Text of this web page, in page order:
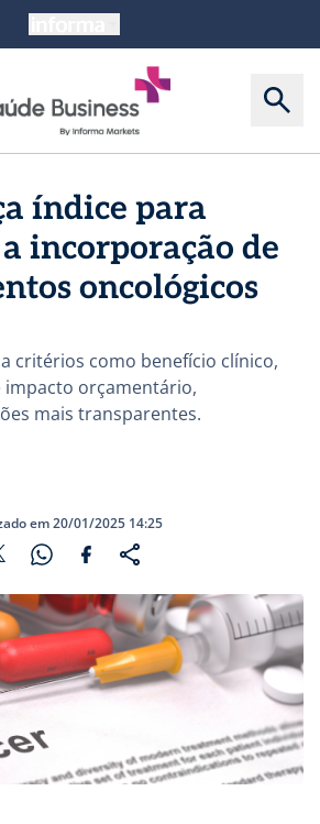
índice para
incorporação de
oncológicos
critérios como benefício clínico,
impacto orçamentário,
mais transparentes.
em 20/01/2025 14:25